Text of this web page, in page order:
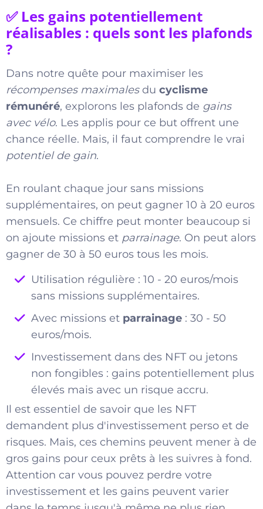
✅ Les gains potentiellement
réalisables : quels sont les plafonds
?
Dans notre quête pour maximiser les
récompenses maximalesdu cyclisme
rémunéré, explorons les plafonds de gains
avec vélo. Les applis pour ce but offrent une
chance réelle. Mais, il faut comprendre le vrai
potentiel de gain.
En roulant chaque jour sans missions
supplémentaires, on peut gagner 10 à 20 euros
mensuels. Ce chiffre peut monter beaucoup si
on ajoute missions et parrainage. On peut alors
gagner de 30 à 50 euros tous les mois.
Utilisation régulière : 10 - 20 euros/mois
sans missions supplémentaires.
Avec missions et parrainage : 30 - 50
euros/mois.
Investissement dans des NFT ou jetons
non fongibles : gains potentiellement plus
élevés mais avec un risque accru.
Il est essentiel de savoir que les NFT
demandent plus d'investissement perso et de
risques. Mais, ces chemins peuvent mener à de
gros gains pour ceux prêts à les suivres à fond.
Attention car vous pouvez perdre votre
investissement et les gains peuvent varier